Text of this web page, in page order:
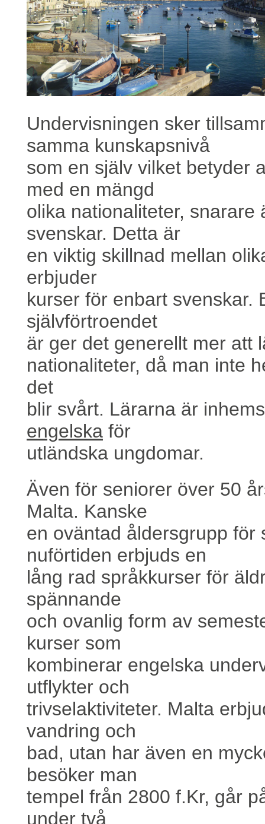
Undervisningen sker
samma kunskapsnivå
som en själv vilket betyder
med en mängd
olika nationaliteter,
svenskar. Detta är
en viktig skillnad mellan
erbjuder
kurser för enbart svenskar.
självförtroendet
är ger det generellt mer att
nationaliteter, då man inte
det
blir svårt. Lärarna är
engelska för
utländska ungdomar.
Även för seniorer över 50
Malta. Kanske
en oväntad åldersgrupp
nuförtiden erbjuds en
lång rad språkkurser för
spännande
och ovanlig form av
kurser som
kombinerar engelska
utflykter och
trivselaktiviteter. Malta
vandring och
bad, utan har även en
besöker man
tempel från 2800 f.Kr, går
under två